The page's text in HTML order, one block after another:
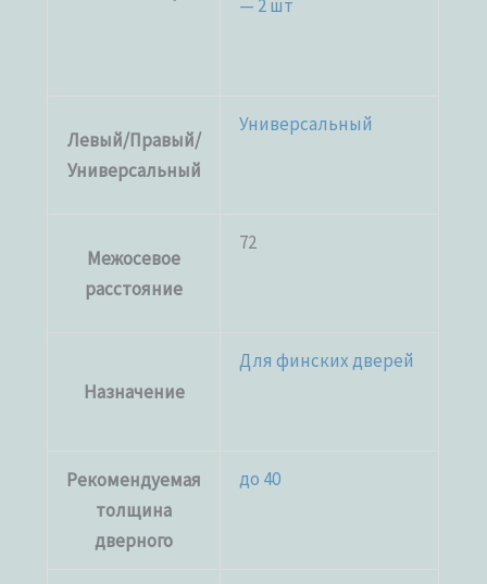
— 2 шт
Левый/Правый/
Универсальный
Универсальный
Межосевое
расстояние
72
Назначение
Для финских дверей
Рекомендуемая
толщина
дверного
до 40